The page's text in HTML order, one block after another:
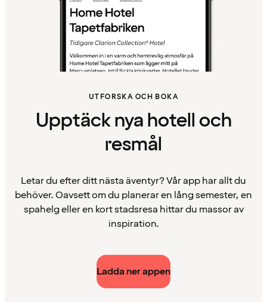
UTFORSKA OCH BOKA
Upptäck nya hotell och
resmål
Letar du efter ditt nästa äventyr? Vår app har allt du
behöver. Oavsett om du planerar en lång semester, en
spahelg eller en kort stadsresa hittar du massor av
inspiration.
Ladda ner appen